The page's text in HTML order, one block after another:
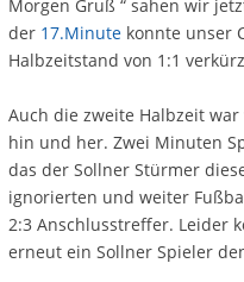
Morgen Gruß “ sahen wir
der 17.Minute konnte unser
Halbzeitstand von 1:1
Auch die zweite Halbzeit
hin und her. Zwei Minuten
das der Sollner Stürmer
ignorierten und weiter
2:3 Anschlusstreffer. Leider
erneut ein Sollner Spieler